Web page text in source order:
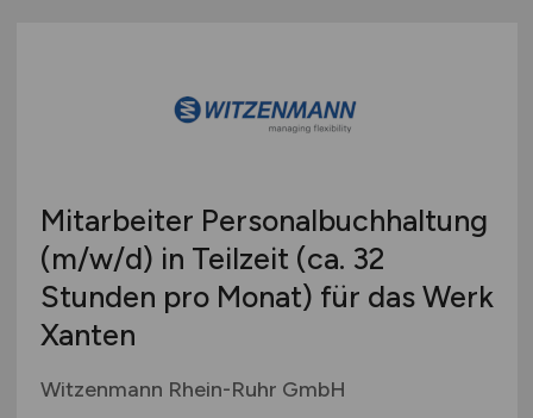
Mitarbeiter Personalbuchhaltung
(m/w/d) in Teilzeit (ca. 32
Stunden pro Monat) für das Werk
Xanten
Witzenmann Rhein-Ruhr GmbH